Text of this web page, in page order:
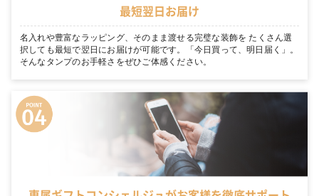
最短翌日お届け
名入れや豊富なラッピング、そのまま渡せる完璧な装飾を たくさん選
択しても最短で翌日にお届けが可能です。「今日買って、明日届く」。
そんなタンプのお手軽さをぜひご体感ください。